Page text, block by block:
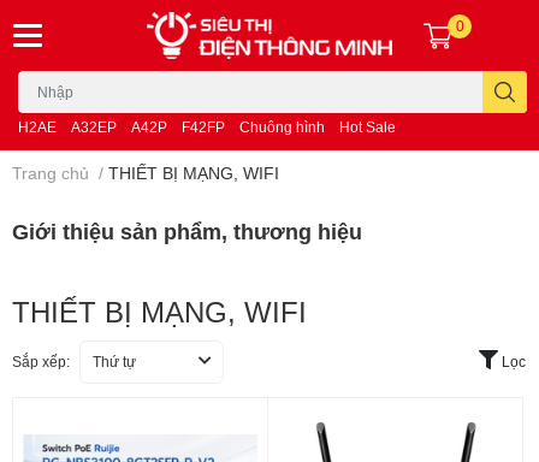
H2AE A32EP A42P F42FP Chuông hình Hot Sale
0
Trang chủ / THIẾT BỊ MẠNG, WIFI
Giới thiệu sản phẩm, thương hiệu
THIẾT BỊ MẠNG, WIFI
Sắp xếp: Thứ tự Lọc